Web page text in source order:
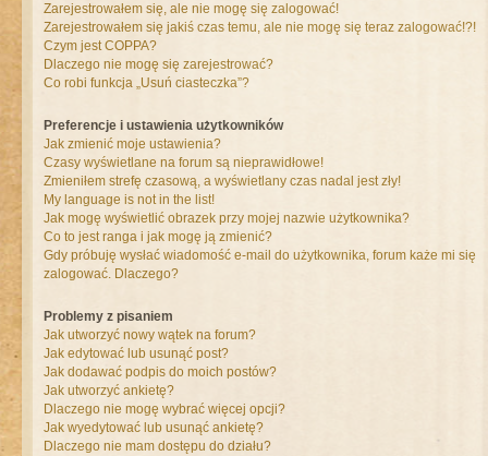
Zarejestrowałem się, ale nie mogę się zalogować!
Zarejestrowałem się jakiś czas temu, ale nie mogę się teraz zalogować!?!
Czym jest COPPA?
Dlaczego nie mogę się zarejestrować?
Co robi funkcja „Usuń ciasteczka”?
Preferencje i ustawienia użytkowników
Jak zmienić moje ustawienia?
Czasy wyświetlane na forum są nieprawidłowe!
Zmieniłem strefę czasową, a wyświetlany czas nadal jest zły!
My language is not in the list!
Jak mogę wyświetlić obrazek przy mojej nazwie użytkownika?
Co to jest ranga i jak mogę ją zmienić?
Gdy próbuję wysłać wiadomość e-mail do użytkownika, forum każe mi się
zalogować. Dlaczego?
Problemy z pisaniem
Jak utworzyć nowy wątek na forum?
Jak edytować lub usunąć post?
Jak dodawać podpis do moich postów?
Jak utworzyć ankietę?
Dlaczego nie mogę wybrać więcej opcji?
Jak wyedytować lub usunąć ankietę?
Dlaczego nie mam dostępu do działu?